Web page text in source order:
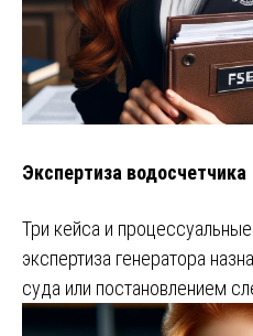
Экспертиза водосчетчика
Три кейса и
экспертиза генератора
суда или постановлением